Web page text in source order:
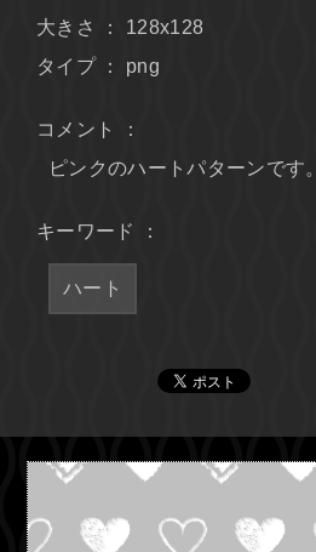
大きさ ： 128x128
タイプ ： png
コメント ：
ピンクのハートパターンです。
キーワード ：
ハート